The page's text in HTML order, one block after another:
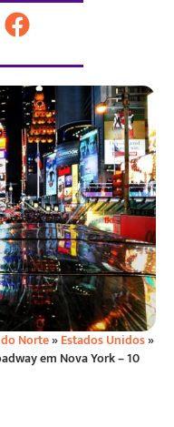
Norte»Estados Unidos»
em Nova York – 10